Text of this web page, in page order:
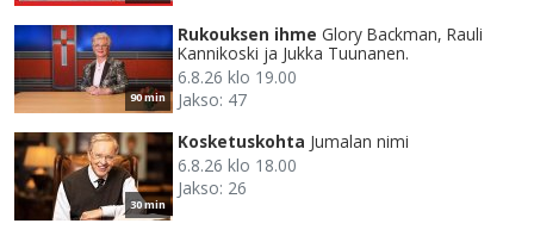
90 min
Rukouksen ihme Glory Backman, Rauli
Kannikoski ja Jukka Tuunanen.
6.8.26 klo 19.00
Jakso: 47
30 min
Kosketuskohta Jumalan nimi
6.8.26 klo 18.00
Jakso: 26